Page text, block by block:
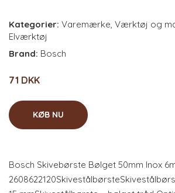
Kategorier: Varemærke, Værktøj og
Elværktøj
Brand: Bosch
71 DKK
KØB NU
Bosch Skivebørste Bølget 50mm Inox